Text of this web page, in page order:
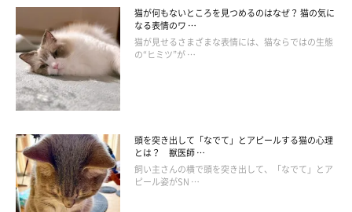
ねこのきもち投稿写真ギャラリー
片方の前足は体の下に隠しながら、もう片方の前足を伸ばして香
箱座りをするパターンもあります。
これは、香箱座りをしている間に曲げていた足を、ストレッチす
るために片方だけ伸ばしたと考えられます。また、香箱座りをし
ているとき、目の前に気になるものがあったらこの体勢になる猫
も。片方だけ前足を出し、“ちょいちょい”しようとしているので
しょう。
猫が何もないところを見つめるのはなぜ？ 猫の気に
なる表情のワ …
猫が見せるさまざまな表情には、猫ならではの生態
の“ヒミツ”が …
頭を突き出して「なでて」とアピールする猫の心理
とは？ 獣医師 …
飼い主さんの横で頭を突き出して、「なでて」とア
ピール姿がSN …